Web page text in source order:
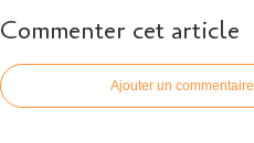
Commenter cet article
Ajouter un commentaire